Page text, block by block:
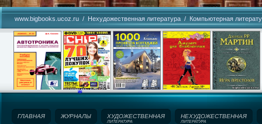
*
*
*
www.bigbooks.ucoz.ru / Нехудожественная литература / Компьютерная
ГЛАВНАЯ ЖУРНАЛЫ ХУДОЖЕСТВЕННАЯ
ЛИТЕРАТУРА
НЕХУДОЖЕСТВЕННАЯ
ЛИТЕРАТУРА